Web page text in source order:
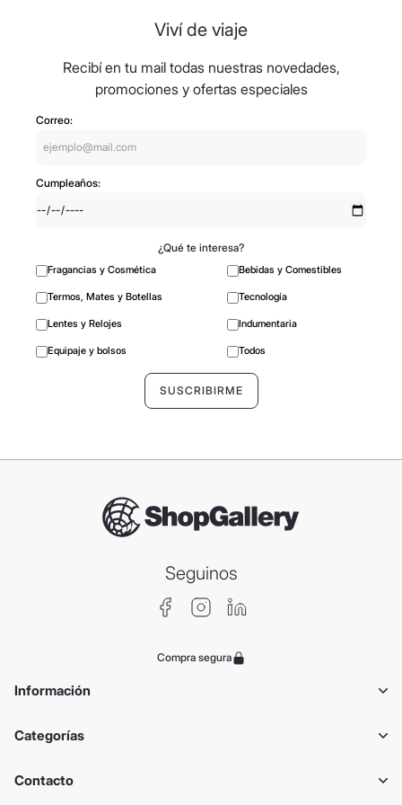
Viví de viaje
Recibí en tu mail todas nuestras novedades,
promociones y ofertas especiales
Correo:
Cumpleaños:
¿Qué te interesa?
Fragancias y Cosmética Bebidas y Comestibles
Termos, Mates y Botellas Tecnología
Lentes y Relojes Indumentaria
Equipaje y bolsos Todos
Seguinos
Compra segura
Información
Categorías
Contacto